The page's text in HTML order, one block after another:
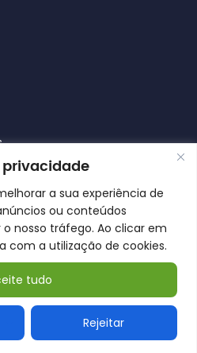
a sua experiência de
ou conteúdos
o nosso tráfego. Ao clicar em
com a utilização de cookies.
Rejeitar
tudo